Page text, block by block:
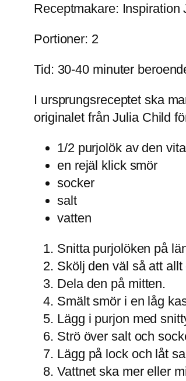
Receptmakare: Inspiration
Portioner: 2
Tid: 30-40 minuter
I ursprungsreceptet ska
originalet från Julia Child
1/2 purjolök av den
en rejäl klick smör
socker
salt
vatten
Snitta purjolöken på
Skölj den väl så att allt
Dela den på mitten.
Smält smör i en låg
Lägg i purjon med
Strö över salt och
Lägg på lock och låt
Vattnet ska mer eller